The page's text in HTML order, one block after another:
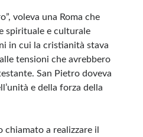
voleva una Roma che
spirituale e culturale
in cui la cristianità stava
tensioni che avrebbero
San Pietro doveva
e della forza della
chiamato a realizzare il